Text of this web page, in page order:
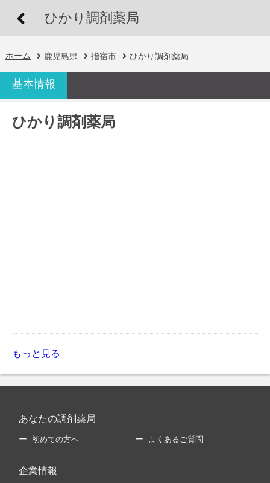
ひかり調剤薬局
ホーム 鹿児島県 指宿市 ひかり調剤薬局
基本情報
ひかり調剤薬局
もっと見る
あなたの調剤薬局
初めての方へ よくあるご質問
企業情報